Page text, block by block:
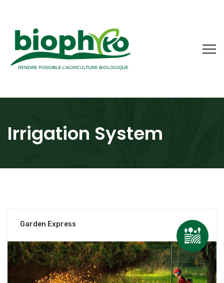
Irrigation System
Garden Express